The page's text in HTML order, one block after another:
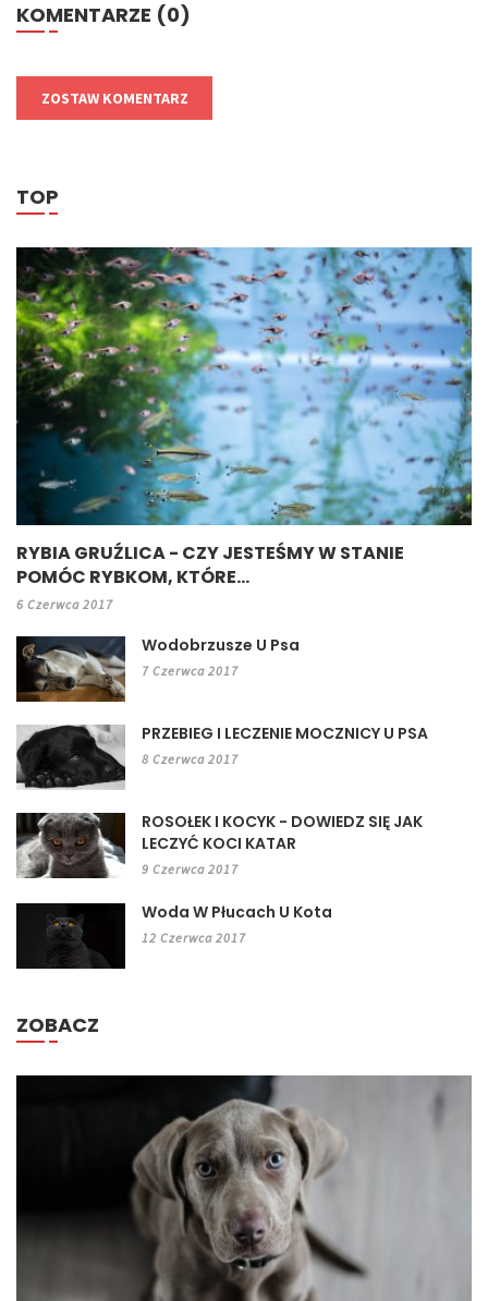
KOMENTARZE (0)
ZOSTAW KOMENTARZ
TOP
RYBIA GRUŹLICA - CZY JESTEŚMY W STANIE
POMÓC RYBKOM, KTÓRE...
6 Czerwca 2017
Wodobrzusze U Psa
7 Czerwca 2017
PRZEBIEG I LECZENIE MOCZNICY U PSA
8 Czerwca 2017
ROSOŁEK I KOCYK - DOWIEDZ SIĘ JAK
LECZYĆ KOCI KATAR
9 Czerwca 2017
Woda W Płucach U Kota
12 Czerwca 2017
ZOBACZ